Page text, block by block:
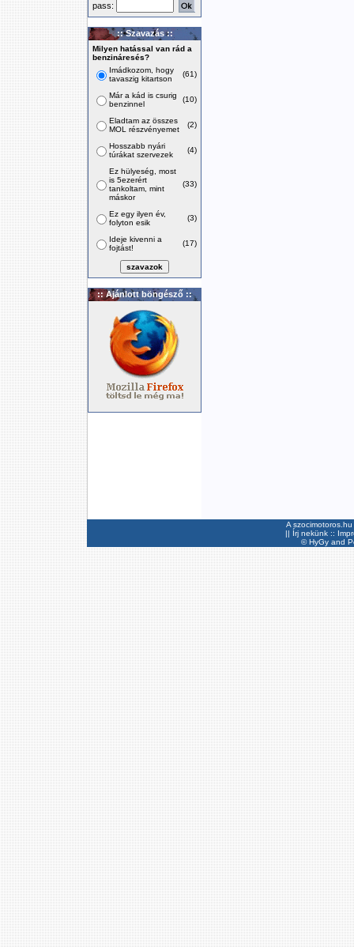
pass:
:: Szavazás ::
Milyen hatással van rád a
benzináresés?
Imádkozom, hogy
tavaszig kitartson
(61)
Már a kád is csurig
benzinnel
(10)
Eladtam az összes
MOL részvényemet
(2)
Hosszabb nyári
túrákat szervezek
(4)
Ez hülyeség, most
is 5ezerért
tankoltam, mint
máskor
(33)
Ez egy ilyen év,
folyton esik
(3)
Ideje kivenni a
fojtást!
(17)
:: Ajánlott böngésző ::
A
|| Írj nekünk ::
©HyGyand